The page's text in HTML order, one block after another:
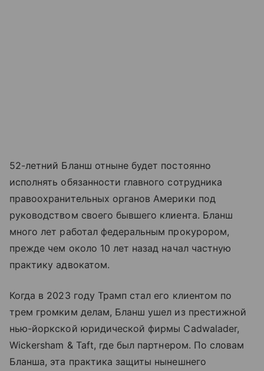
52-летний Бланш отныне будет постоянно
исполнять обязанности главного сотрудника
правоохранительных органов Америки под
руководством своего бывшего клиента. Бланш
много лет работал федеральным прокурором,
прежде чем около 10 лет назад начал частную
практику адвокатом.
Когда в 2023 году Трамп стал его клиентом по
трем громким делам, Бланш ушел из престижной
нью-йоркской юридической фирмы Cadwalader,
Wickersham & Taft, где был партнером. По словам
Бланша, эта практика защиты нынешнего